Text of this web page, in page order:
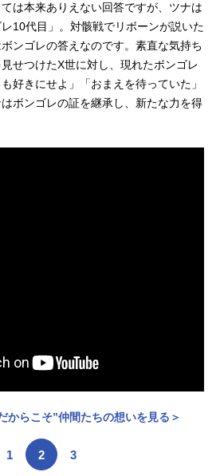
は本来ありえない回答ですが、ツナは
10代目」。対骸戦でリボーンが説いた
ンゴレの答えなのです。素直な気持ち
せつけたX世に対し、現れたボンゴレ
好きにせよ」「おまえを待っていた」
ボンゴレの証を継承し、新たな力を得
からこそ”仲間たちの想いを見る＞
1 2 3